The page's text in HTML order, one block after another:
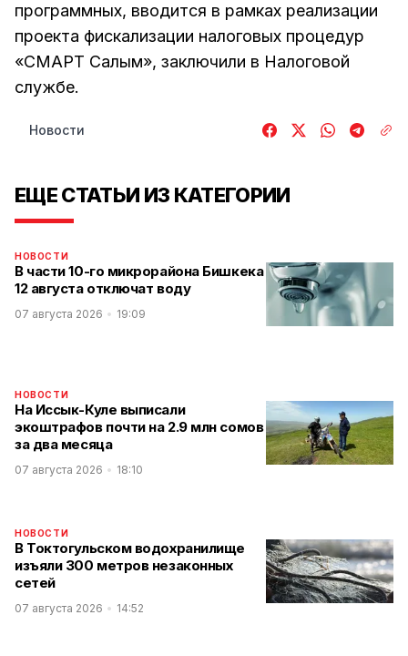
программных, вводится в рамках реализации
проекта фискализации налоговых процедур
«СМАРТ Салым», заключили в Налоговой
службе.
Новости
ЕЩЕ СТАТЬИ ИЗ КАТЕГОРИИ
НОВОСТИ
В части 10-го микрорайона Бишкека
12 августа отключат воду
07 августа 2026 19:09
НОВОСТИ
На Иссык-Куле выписали
экоштрафов почти на 2.9 млн сомов
за два месяца
07 августа 2026 18:10
НОВОСТИ
В Токтогульском водохранилище
изъяли 300 метров незаконных
сетей
07 августа 2026 14:52